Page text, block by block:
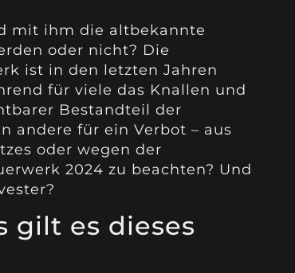
mit ihm die altbekannte
oder nicht? Die
ist in den letzten Jahren
für viele das Knallen und
Bestandteil der
andere für ein Verbot – aus
oder wegen der
2024 zu beachten? Und
gilt es dieses